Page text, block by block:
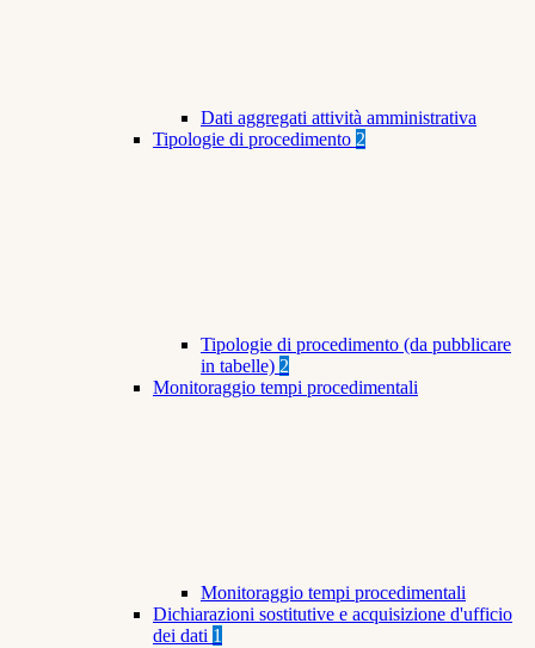
Dati aggregati attività amministrativa
Tipologie di procedimento 2
Tipologie di procedimento (da pubblicare
in tabelle) 2
Monitoraggio tempi procedimentali
Monitoraggio tempi procedimentali
Dichiarazioni sostitutive e acquisizione d'ufficio
dei dati 1